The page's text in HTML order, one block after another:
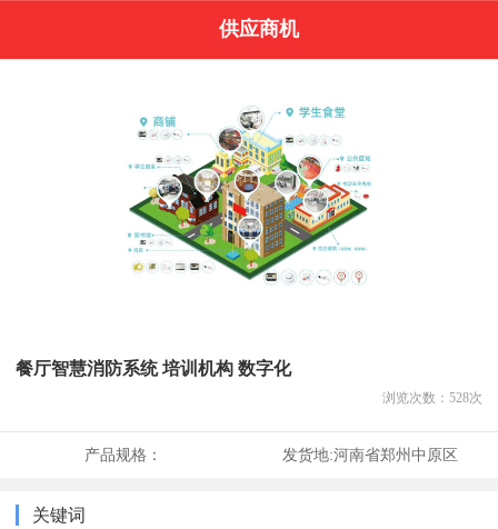
供应商机
餐厅智慧消防系统 培训机构 数字化
浏览次数： 528次
产品规格： 发货地:河南省郑州中原区
关键词